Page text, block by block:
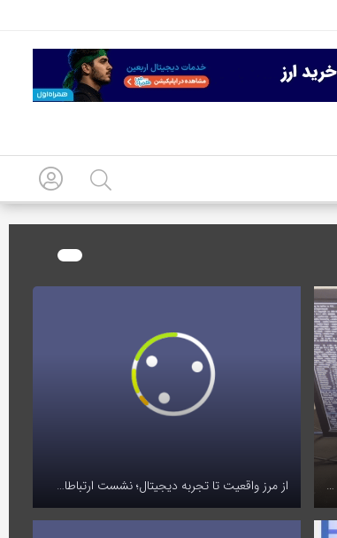
محققان ماوس گیمینگ را با هوش مصنوعی به ابزار شنود صدای کاربران تبدیل کردند از مرز واقعیت تا تجربه دیجیتال؛ نشست ارتباطات فراگیر در الکامپ ۱۴۰۴ برگزار شد